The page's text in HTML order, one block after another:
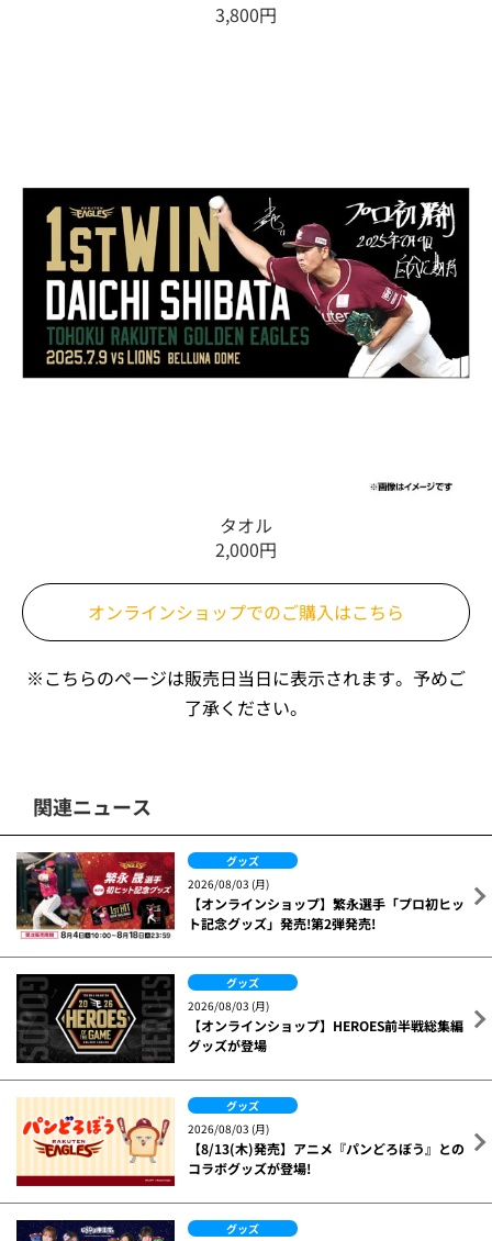
3,800円
タオル
2,000円
オンラインショップでのご購入はこちら
※こちらのページは販売日当日に表示されます。 予めご
了承ください。
関連ニュース
グッズ
2026/08/03 (月)
【オンラインショップ】繁永選手「プロ初ヒッ
ト記念グッズ」発売!第2弾発売!
グッズ
2026/08/03 (月)
【オンラインショップ】HEROES前半戦総集編
グッズが登場
グッズ
2026/08/03 (月)
【8/13(木)発売】アニメ『パンどろぼう』との
コラボグッズが登場!
グッズ